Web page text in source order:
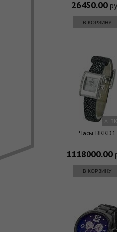
26450.00
в корзину
Часы BKKD1
1118000.00
в корзину